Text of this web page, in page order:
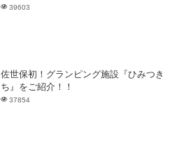
39603
佐世保初！グランピング施設『ひみつき
ち』をご紹介！！
37854